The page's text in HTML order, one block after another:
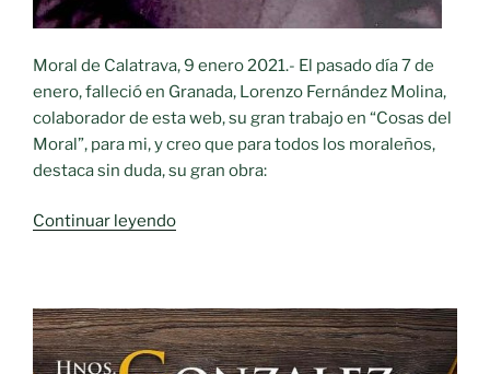
Moral de Calatrava, 9 enero 2021.- El pasado día 7 de
enero, falleció en Granada, Lorenzo Fernández Molina,
colaborador de esta web, su gran trabajo en “Cosas del
Moral”, para mi, y creo que para todos los moraleños,
destaca sin duda, su gran obra:
Continuar leyendo«Fallece
Fernández
Molina»